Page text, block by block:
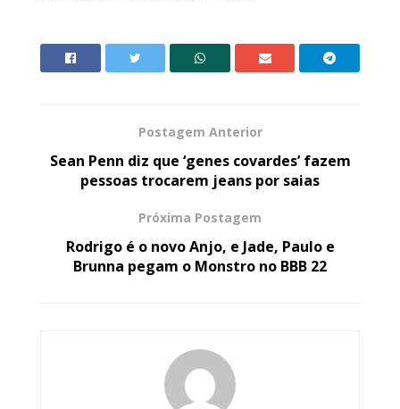
Postagem Anterior
Sean Penn diz que ‘genes covardes’ fazem
pessoas trocarem jeans por saias
Próxima Postagem
Rodrigo é o novo Anjo, e Jade, Paulo e
Brunna pegam o Monstro no BBB 22